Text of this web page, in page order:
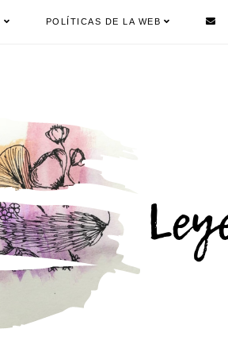
POLÍTICAS DE LA WEB